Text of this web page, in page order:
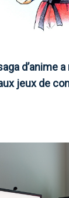
d’anime
jeux de